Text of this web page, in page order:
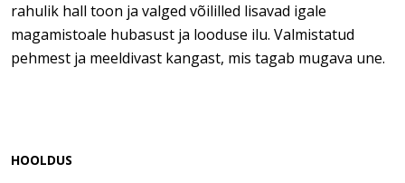
rahulik hall toon ja valged võililled lisavad igale
magamistoale hubasust ja looduse ilu. Valmistatud
pehmest ja meeldivast kangast, mis tagab mugava une.
HOOLDUS